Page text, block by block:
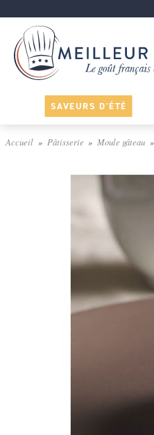
SAVEURS D'ÉTÉ
Accueil Pâtisserie Moule gâteau